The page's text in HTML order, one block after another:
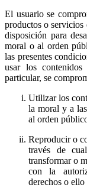
El usuario se
productos o servicios
disposición para
moral o al orden
las presentes
usar los
particular, se
Utilizar los
la moral y a
al orden
Reproducir o
través de
transformar o
con la
derechos o